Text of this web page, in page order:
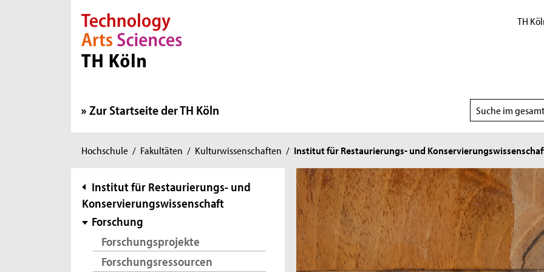
Direkt zur Hauptnavigation
Direkt zur Subnavigation
Direkt zum Inhalt
Direkt zum Fußbereich TH
Zur Startseite der TH Köln
Suchbereich
wählen
Sie
hier:
Hochschule / Fakultäten / Kulturwissenschaften / Institut für Restaurierungs- und
Subnavigation
Institut für Restaurierungs- und
Konservierungswissenschaft
Forschung
Forschungsprojekte
Forschungsressourcen